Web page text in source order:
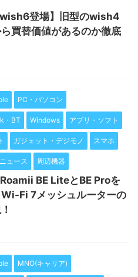
wish6登場】旧型のwish4
買替価値があるのか徹底
PC・パソコン
・BT Windows アプリ・ソフト
ガジェット・デジモノ スマホ
ニュース 周辺機器
Roamii BE LiteとBE Proを
Fi 7メッシュルーターの
MNO(キャリア)